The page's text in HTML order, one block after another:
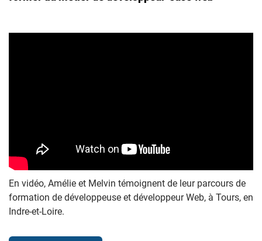
En vidéo, Amélie et Melvin témoignent de leur parcours de
formation de développeuse et développeur Web, à Tours, en
Indre-et-Loire.